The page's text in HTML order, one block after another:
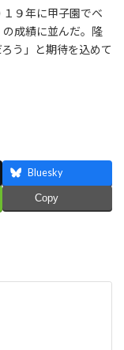
９年に甲子園でベ
成績に並んだ。隆
う」と期待を込めて
Bluesky
Copy